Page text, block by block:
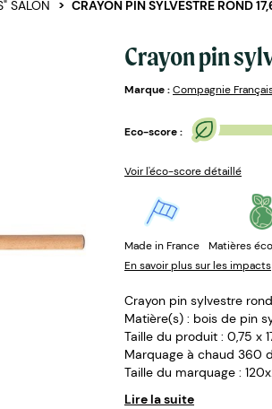
SALON CRAYON PIN SYLVESTRE ROND
Crayon pin
Marque :Compagnie
Eco-score :
Voir l'éco-score détaillé
Made in France
Matières
En savoir plus sur les impacts
Crayon pin sylvestre
Matière(s) : bois de pin
Taille du produit : 0,75 x
Marquage à chaud 360
Taille du marquage :
Lire la suite